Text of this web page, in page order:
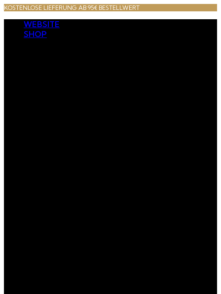
KOSTENLOSE LIEFERUNG AB 95€ BESTELLWERT
WEBSITE
SHOP